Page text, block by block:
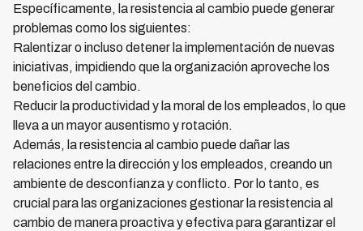
Específicamente, la resistencia al cambio puede generar
problemas como los siguientes:
Ralentizar o incluso detener la implementación de nuevas
iniciativas, impidiendo que la organización aproveche los
beneficios del cambio.
Reducir la productividad y la moral de los empleados, lo que
lleva a un mayor ausentismo y rotación.
Además, la resistencia al cambio puede dañar las
relaciones entre la dirección y los empleados, creando un
ambiente de desconfianza y conflicto. Por lo tanto, es
crucial para las organizaciones gestionar la resistencia al
cambio de manera proactiva y efectiva para garantizar el